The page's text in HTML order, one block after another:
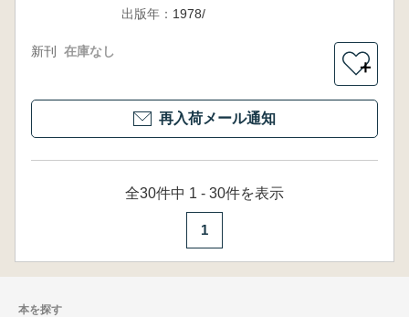
出版年： 1978/
新刊 在庫なし
＋
再入荷メール通知
全30件中 1 - 30件を表示
1
本を探す